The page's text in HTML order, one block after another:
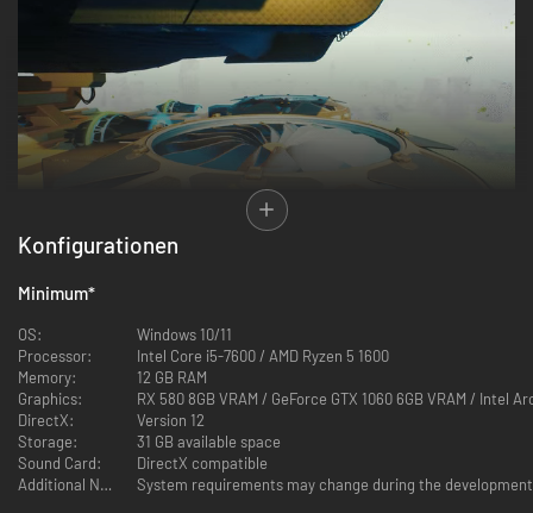
Du wirst ein Hightech-Luftschiff bauen und individuell anpassen. Es wird
dein Zuhause sein, deine Werkstatt, dein Labor und mehr, während du
über die Oberfläche der Erde fliegst. Steuere es zu den Ruinen unserer
Zivilisation und rätselhaften Anomalien.
deines Luftschiffs intakt bleibt. Gewinne und sammle Rohstoffe, um dein
Luftschiff zu verbessern und es einzigartig zu machen.
NUTZE DIE WISSENSCHAFT, UM ZU ÜBERLEBEN
Konfigurationen
Minimum*
OS:
Windows 10/11
Processor:
Intel Core i5-7600 / AMD Ryzen 5 1600
Memory:
12 GB RAM
Graphics:
RX 580 8GB VRAM / GeForce GTX 1060 6GB VRAM / Intel
DirectX:
Version 12
Storage:
31 GB available space
Sound Card:
DirectX compatible
Additional Notes:
System requirements may change during the